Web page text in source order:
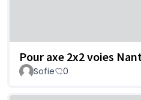
Pour axe 2x2 voies
Sofie 0